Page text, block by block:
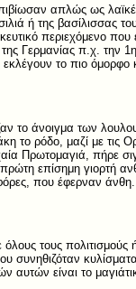
απλώς ως
ή της βασίλισσας
περιεχόμενο
π.χ. την 1η
το πιο
το άνοιγμα των
ρόδο, μαζί με τις
Πρωτομαγιά, πήρε
πρώτη επίσημη
που έφερναν
τους
συνηθιζόταν
είναι το